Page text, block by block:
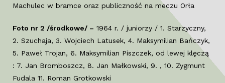
Machulec w bramce oraz publiczność na meczu Orła
Foto nr 2 /środkowe/ – 1964 r. / juniorzy / 1. Starzyczny,
2. Szuchaja, 3. Wojciech Latusek, 4. Maksymilian Bańczyk,
5. Paweł Trojan, 6. Maksymilian Piszczek, od lewej klęczą
: 7. Jan Bromboszcz, 8. Jan Małkowski, 9. , 10. Zygmunt
Fudala 11. Roman Grotkowski